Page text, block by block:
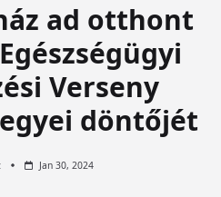
ad otthont
Verseny
döntőjét
Jan 30, 2024